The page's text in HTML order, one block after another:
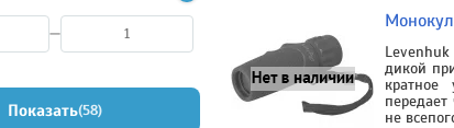
—
Показать 58
дикой
кратное
не